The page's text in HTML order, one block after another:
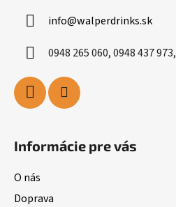
info@walperdrinks.sk
0948 265 060, 0948 437 973,
Informácie pre vás
O nás
Doprava